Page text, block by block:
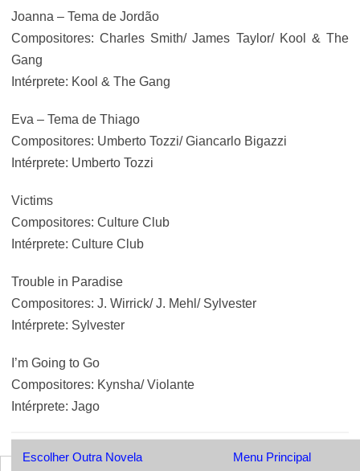
Joanna – Tema de Jordão
Compositores: Charles Smith/ James Taylor/ Kool & The
Gang
Intérprete: Kool & The Gang
Eva – Tema de Thiago
Compositores: Umberto Tozzi/ Giancarlo Bigazzi
Intérprete: Umberto Tozzi
Victims
Compositores: Culture Club
Intérprete: Culture Club
Trouble in Paradise
Compositores: J. Wirrick/ J. Mehl/ Sylvester
Intérprete: Sylvester
I’m Going to Go
Compositores: Kynsha/ Violante
Intérprete: Jago
Escolher Outra Novela Menu Principal
Pesquisar